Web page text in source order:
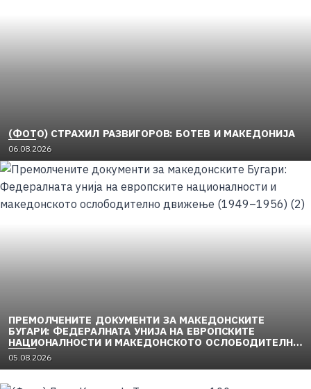
(ФОТО) СТРАХИЛ РАЗВИГОРОВ: БОТЕВ И МАКЕДОНИЈА
06.08.2026
ПРЕМОЛЧЕНИТЕ ДОКУМЕНТИ ЗА МАКЕДОНСКИТЕ
БУГАРИ: ФЕДЕРАЛНАТА УНИЈА НА ЕВРОПСКИТЕ
НАЦИОНАЛНОСТИ И МАКЕДОНСКОТО ОСЛОБОДИТЕЛНО
ДВИЖЕЊЕ (1949–1956) (2)
05.08.2026